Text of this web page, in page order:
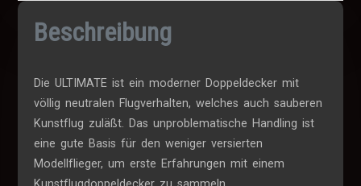
Beschreibung
Die ULTIMATE ist ein moderner Doppeldecker mit
völlig neutralen Flugverhalten, welches auch sauberen
Kunstflug zuläßt. Das unproblematische Handling ist
eine gute Basis für den weniger versierten
Modellflieger, um erste Erfahrungen mit einem